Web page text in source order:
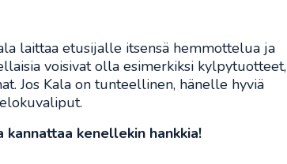
laittaa etusijalle itsensä hemmottelua ja
voisivat olla esimerkiksi kylpytuotteet,
Jos Kala on tunteellinen, hänelle hyviä
kenellekin hankkia!